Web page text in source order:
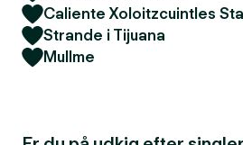
Caliente Xoloitzcuintles
Strande i Tijuana
Mullme